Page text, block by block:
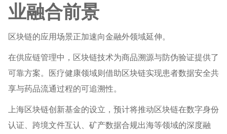
业融合前景
区块链的应用场景正加速向金融外领域延伸。
在供应链管理中，区块链技术为商品溯源与防伪验证提供了
可靠方案。医疗健康领域则借助区块链实现患者数据安全共
享与药品流通过程的可追溯性。
上海区块链创新基金的设立，预计将推动区块链在数字身份
认证、跨境文件互认、矿产数据合规出海等领域的深度融